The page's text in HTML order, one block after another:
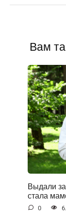
Вам
Выдали
стала
0